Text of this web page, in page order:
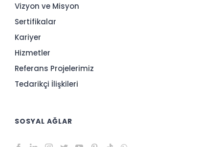
Vizyon ve Misyon
Sertifikalar
Kariyer
Hizmetler
Referans Projelerimiz
Tedarikçi İlişkileri
SOSYAL AĞLAR